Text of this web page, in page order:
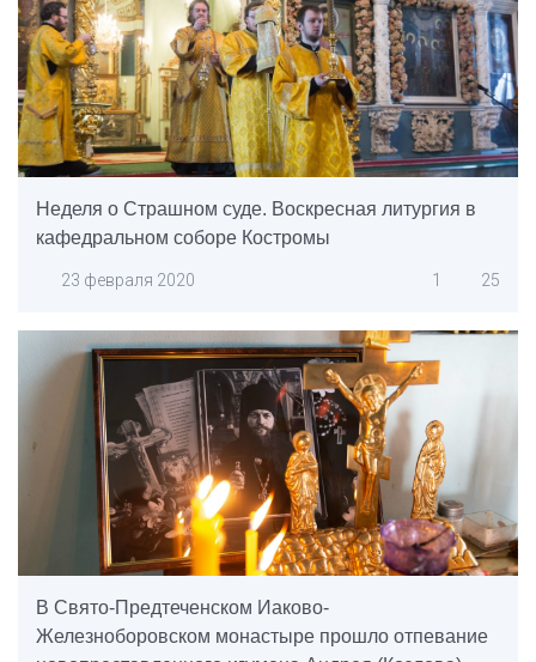
Неделя о Страшном суде. Воскресная литургия в
кафедральном соборе Костромы
23 февраля 2020 1 25
В Свято-Предтеченском Иаково-
Железноборовском монастыре прошло отпевание